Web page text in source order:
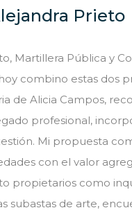
Prieto
Martillera Pública y
combino estas dos
de Alicia Campos,
profesional,
Mi propuesta
con el valor
propietarios como
subastas de arte,